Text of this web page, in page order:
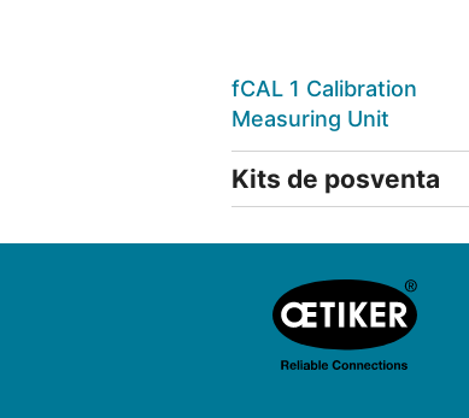
fCAL 1 Calibration
Measuring Unit
Kits de posventa